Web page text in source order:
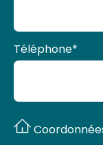
Téléphone*